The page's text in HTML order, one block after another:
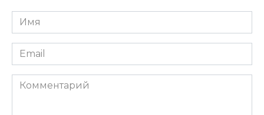
Имя
*
Email
*
Комментарий